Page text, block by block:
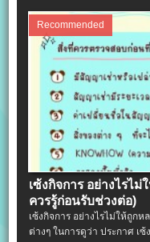
Recommended
เซ้งกิจการ อย่างไรไ
ควรรู้ก่อนรับช่วงต่อ)
เซ้งกิจการ อย่างไรไม่ให้ถูก
ต่างๆ ในการดูว่า ประกาศ เ